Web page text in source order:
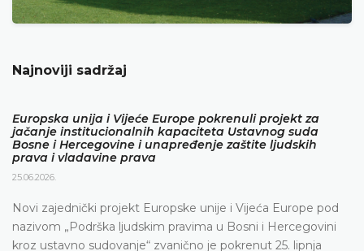
Najnoviji sadržaj
Europska unija i Vijeće Europe pokrenuli projekt za
jačanje institucionalnih kapaciteta Ustavnog suda
Bosne i Hercegovine i unapređenje zaštite ljudskih
prava i vladavine prava
25.06.2026.
Novi zajednički projekt Europske unije i Vijeća Europe pod
nazivom „Podrška ljudskim pravima u Bosni i Hercegovini
kroz ustavno sudovanje“ zvanično je pokrenut 25. lipnja